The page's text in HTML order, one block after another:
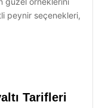
peynir seçenekleri,
Tarifleri